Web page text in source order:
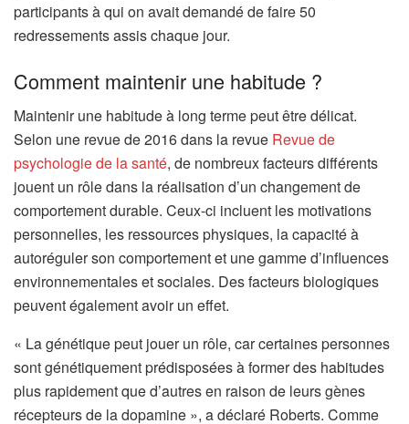
l
e
participants à qui on avait demandé de faire 50
redressements assis chaque jour.
Comment maintenir une habitude ?
Maintenir une habitude à long terme peut être délicat.
Selon une revue de 2016 dans la revue Revue de
psychologie de la santé(
s
’
o
u
v
r
d
a
n
, de nombreux facteurs différents
jouent un rôle dans la réalisation d’un changement de
comportement durable. Ceux-ci incluent les motivations
personnelles, les ressources physiques, la capacité à
autoréguler son comportement et une gamme d’influences
environnementales et sociales. Des facteurs biologiques
peuvent également avoir un effet.
« La génétique peut jouer un rôle, car certaines personnes
sont génétiquement prédisposées à former des habitudes
plus rapidement que d’autres en raison de leurs gènes
récepteurs de la dopamine », a déclaré Roberts. Comme